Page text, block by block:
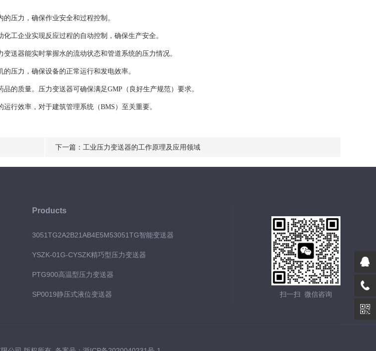
压力，确保作业安全和过程控制。
企业实现反应过程的自动控制，确保生产安全。
器能实时掌握水的流动状态和管道系统的压力情况。
压力，确保设备的正常运行和发电效率。
质量。压力变送器可确保满足GMP（良好生产规范）要求。
效率，对于建筑管理系统（BMS）至关重要。
下一篇： 工业压力变送器的工作原理及应用领域
Products
3051TG2A2B21AB4E5M53051TG智能变送器
YSZK-01G-CYSZK精巧型压力变送器
PTG900高温型压力变送器
SP0019静压式液位变送器 扫一扫 微信咨询